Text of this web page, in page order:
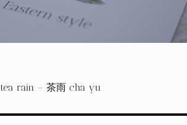
tea rain – 茶雨 cha yu